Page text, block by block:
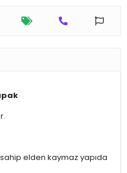
elden kaymaz yapıda